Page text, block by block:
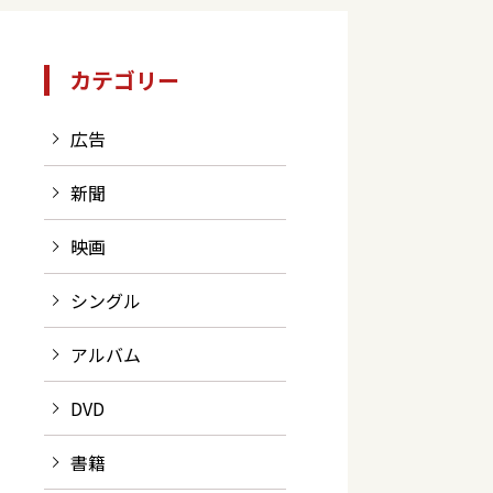
カテゴリー
広告
新聞
映画
シングル
アルバム
DVD
書籍